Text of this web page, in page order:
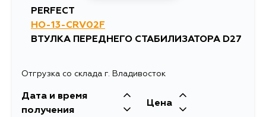
PERFECT
HO-13-CRV02F
ВТУЛКА ПЕРЕДНЕГО СТАБИЛИЗАТОРА D27
Отгрузка со склада г. Владивосток
Дата и время
получения
Цена